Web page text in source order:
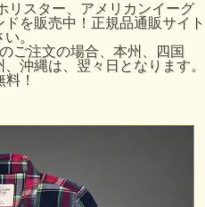
リスター、アメリカンイーグ
を販売中！正規品通販サイト
。
ご注文の場合、本州、四国
沖縄は、翌々日となります。
！